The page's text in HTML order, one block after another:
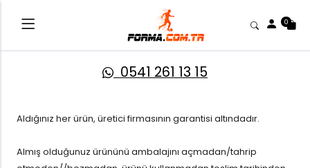
0
0541 261 13 15
Aldığınız her ürün, üretici firmasının garantisi altındadır.
Almış olduğunuz ürününü ambalajını açmadan/tahrip